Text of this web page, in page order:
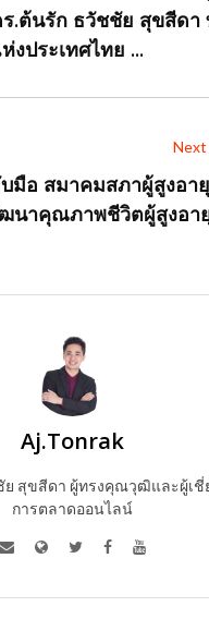
.ต้นรัก ธวัชชัย สุขสีดา
งประเทศไทย ...
มือ สมาคมสภาผู้สูงอา
นาคุณภาพชีวิตผู้สูงอา
Aj.Tonrak
ย สุขสีดา ผู้ทรงคุณวุฒิและผู้เ
การตลาดออนไลน์